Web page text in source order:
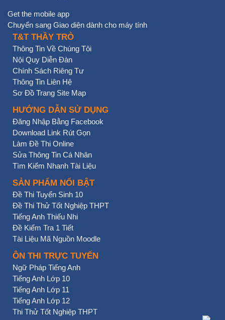
Get the mobile app
Chuyển sang Giao diện dành cho máy tính
T&T THẦY TRÒ
Thông Tin Về Chúng Tôi
Nội Quy Diễn Đàn
Chính Sách Riêng Tư
Thông Tin Liên Hệ
Sơ Đồ Trang Site Map
HƯỚNG DẪN SỬ DỤNG
Đăng Nhập Bằng Facebook
Download Link Rút Gọn
Làm Đề Thi Online
Sửa Thông Tin Cá Nhân
Tìm Kiếm Nhanh Tài Liệu
SẢN PHẨM NỔI BẬT
Đề Thi Tuyển Sinh 10
Đề Thi Thử Tốt Nghiệp THPT
Tiếng Anh Thiếu Nhi
Đề Kiểm Tra 1 Tiết
Tài Liệu Mã Nguồn Moodle
ÔN THI TRỰC TUYẾN
Ngữ Pháp Tiếng Anh
Tiếng Anh Lớp 10
Tiếng Anh Lớp 11
Tiếng Anh Lớp 12
Thi Thử Tốt Nghiệp THPT